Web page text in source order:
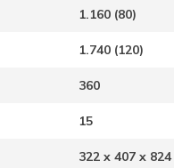
1.160 (80)
1.740 (120)
360
15
322 x 407 x 824